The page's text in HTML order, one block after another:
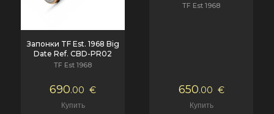
Запонки TF Est. 1968 Big
Date Ref. CBD-PR02
TF Est 1968
690.00 €
TF Est 1968
650.00 €